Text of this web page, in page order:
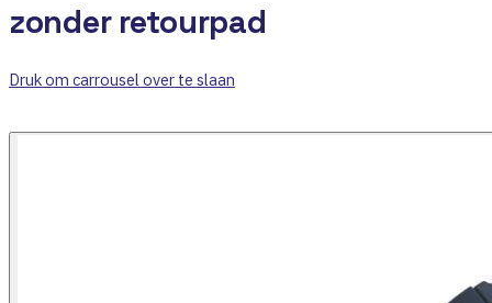
zonder retourpad
Druk om carrousel over te slaan